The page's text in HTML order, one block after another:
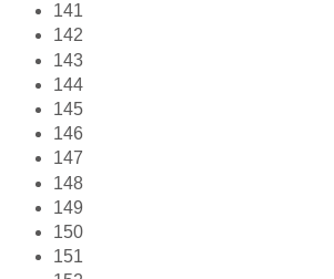
141
142
143
144
145
146
147
148
149
150
151